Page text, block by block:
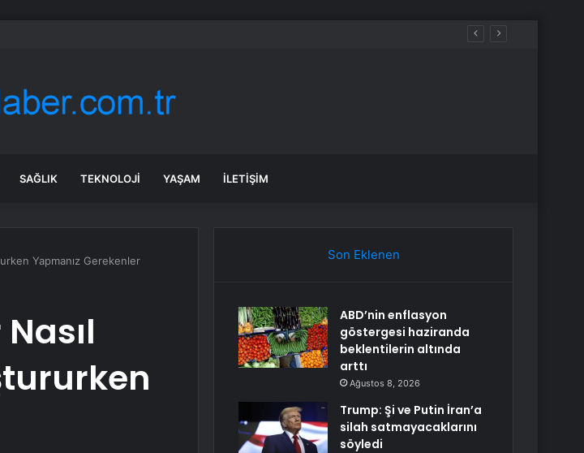
söyledi
SAĞLIK TEKNOLOJI YAŞAM İLETIŞIM
Yapmanız Gerekenler Son Eklenen
ABD’nin enflasyon
göstergesi haziranda
beklentilerin altında
arttı
Ağustos 8, 2026
Trump: Şi ve Putin İran’a
silah satmayacaklarını
söyledi